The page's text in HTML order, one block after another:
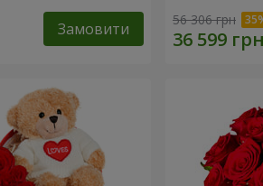
Замовити 56 306 грн